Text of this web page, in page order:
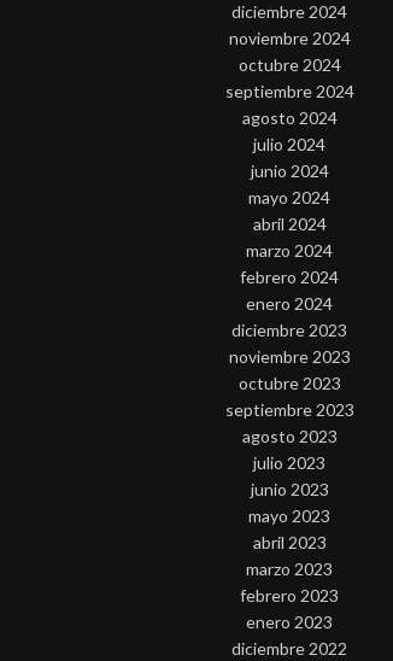
diciembre 2024
noviembre 2024
octubre 2024
septiembre 2024
agosto 2024
julio 2024
junio 2024
mayo 2024
abril 2024
marzo 2024
febrero 2024
enero 2024
diciembre 2023
noviembre 2023
octubre 2023
septiembre 2023
agosto 2023
julio 2023
junio 2023
mayo 2023
abril 2023
marzo 2023
febrero 2023
enero 2023
diciembre 2022